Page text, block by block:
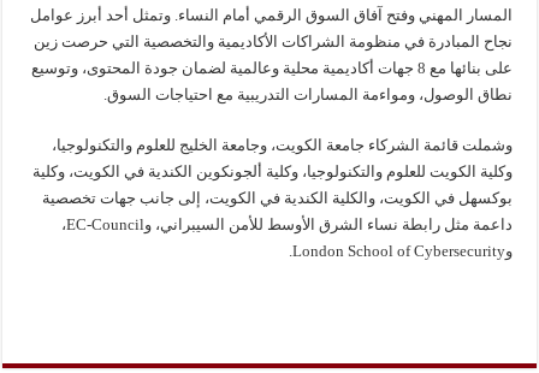
المسار المهني وفتح آفاق السوق الرقمي أمام النساء. وتمثل أحد أبرز عوامل
نجاح المبادرة في منظومة الشراكات الأكاديمية والتخصصية التي حرصت زين
على بنائها مع 8 جهات أكاديمية محلية وعالمية لضمان جودة المحتوى، وتوسيع
نطاق الوصول، ومواءمة المسارات التدريبية مع احتياجات السوق.
وشملت قائمة الشركاء جامعة الكويت، وجامعة الخليج للعلوم والتكنولوجيا،
وكلية الكويت للعلوم والتكنولوجيا، وكلية ألجونكوين الكندية في الكويت، وكلية
بوكسهل في الكويت، والكلية الكندية في الكويت، إلى جانب جهات تخصصية
داعمة مثل رابطة نساء الشرق الأوسط للأمن السيبراني، وEC-Council،
وLondon School of Cybersecurity.